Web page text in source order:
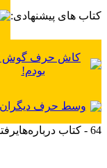
کتاب های پیشنهادی:
کاش حرف گوش
بودم!
وسط حرف دیگران
64 - کتاب درباره‌هایرفتار یا بچه‌ها اتیسم می‌خواهم؟